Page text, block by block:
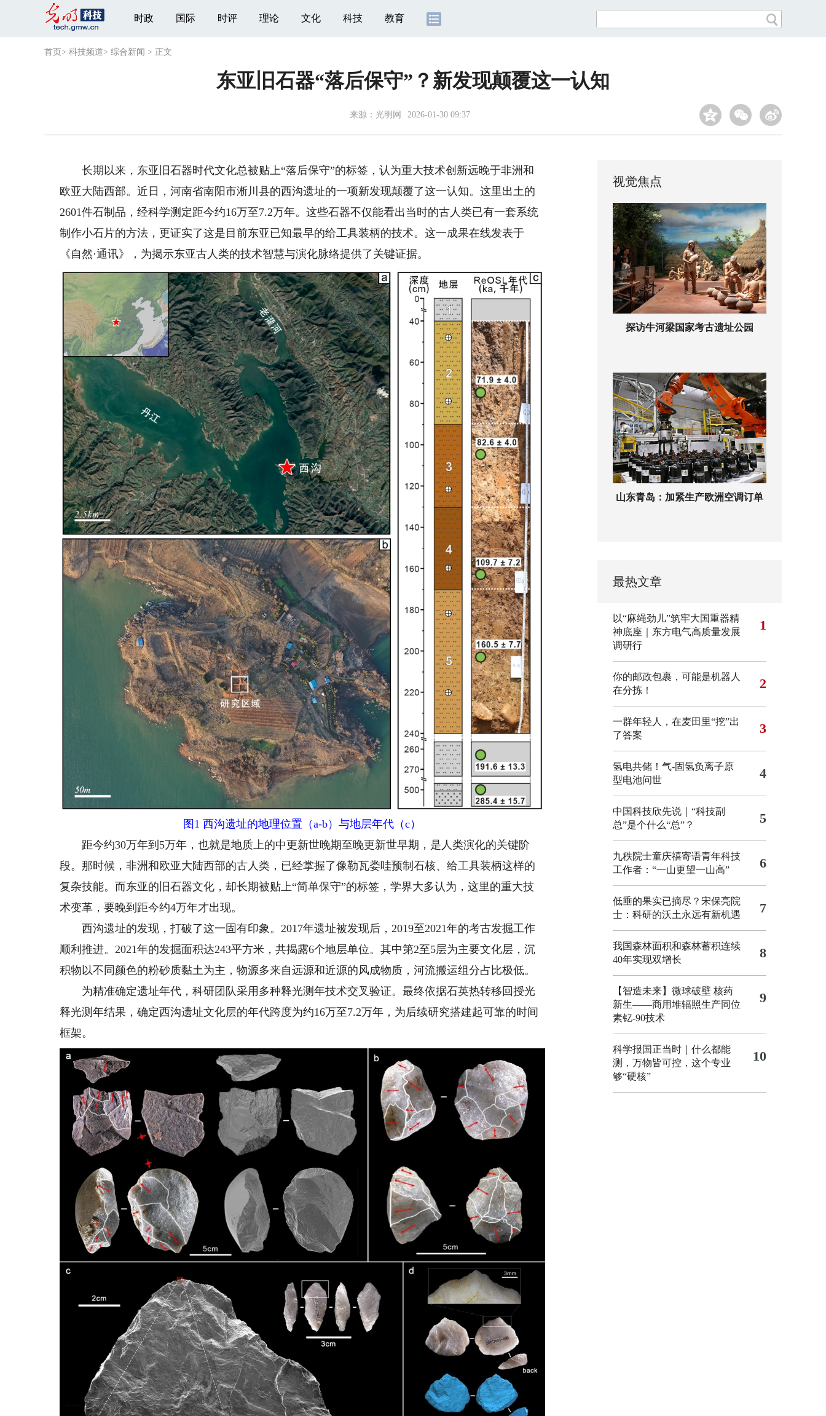
时政 国际 时评 理论 文化 科技 教育
首页 > 科技频道> 综合新闻 > 正文
东亚旧石器“落后保守”？新发现颠覆这一认知
来源： 光明网 2026-01-30 09:37
长期以来，东亚旧石器时代文化总被贴上“落后保守”的标签，认为重大技术创新远晚于非洲和
欧亚大陆西部。近日，河南省南阳市淅川县的西沟遗址的一项新发现颠覆了这一认知。这里出土的
2601件石制品，经科学测定距今约16万至7.2万年。这些石器不仅能看出当时的古人类已有一套系统
制作小石片的方法，更证实了这是目前东亚已知最早的给工具装柄的技术。这一成果在线发表于
《自然·通讯》，为揭示东亚古人类的技术智慧与演化脉络提供了关键证据。
图1 西沟遗址的地理位置（a-b）与地层年代（c）
距今约30万年到5万年，也就是地质上的中更新世晚期至晚更新世早期，是人类演化的关键阶
段。那时候，非洲和欧亚大陆西部的古人类，已经掌握了像勒瓦娄哇预制石核、给工具装柄这样的
复杂技能。而东亚的旧石器文化，却长期被贴上“简单保守”的标签，学界大多认为，这里的重大技
术变革，要晚到距今约4万年才出现。
西沟遗址的发现，打破了这一固有印象。2017年遗址被发现后，2019至2021年的考古发掘工作
顺利推进。2021年的发掘面积达243平方米，共揭露6个地层单位。其中第2至5层为主要文化层，沉
积物以不同颜色的粉砂质黏土为主，物源多来自远源和近源的风成物质，河流搬运组分占比极低。
为精准确定遗址年代，科研团队采用多种释光测年技术交叉验证。最终依据石英热转移回授光
释光测年结果，确定西沟遗址文化层的年代跨度为约16万至7.2万年，为后续研究搭建起可靠的时间
框架。
视觉焦点
探访牛河梁国家考古遗址公园
山东青岛：加紧生产欧洲空调订单
最热文章
以“麻绳劲儿”筑牢大国重器精
神底座｜东方电气高质量发展
调研行
1
你的邮政包裹，可能是机器人
在分拣！
2
一群年轻人，在麦田里“挖”出
了答案
3
氢电共储！气-固氢负离子原
型电池问世
4
中国科技欣先说｜“科技副
总”是个什么“总”？
5
九秩院士童庆禧寄语青年科技
工作者：“一山更望一山高”
6
低垂的果实已摘尽？宋保亮院
士：科研的沃土永远有新机遇
7
我国森林面积和森林蓄积连续
40年实现双增长
8
【智造未来】微球破壁 核药
新生——商用堆辐照生产同位
素钇-90技术
9
科学报国正当时｜什么都能
测，万物皆可控，这个专业
够“硬核”
10